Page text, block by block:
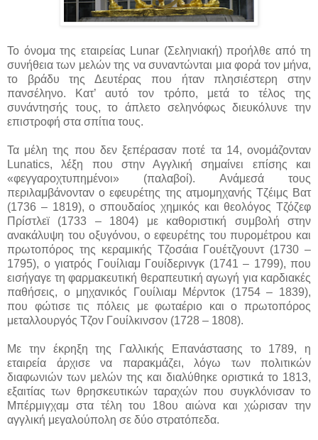
Το όνομα της εταιρείας Lunar (Σεληνιακή) προήλθε από τη
συνήθεια των μελών της να συναντώνται μια φορά τον μήνα,
το βράδυ της Δευτέρας που ήταν πλησιέστερη στην
πανσέληνο. Κατ’ αυτό τον τρόπο, μετά το τέλος της
συνάντησής τους, το άπλετο σεληνόφως διευκόλυνε την
επιστροφή στα σπίτια τους.
Τα μέλη της που δεν ξεπέρασαν ποτέ τα 14, ονομάζονταν
Lunatics, λέξη που στην Αγγλική σημαίνει επίσης και
«φεγγαροχτυπημένοι» (παλαβοί). Ανάμεσά τους
περιλαμβάνονταν ο εφευρέτης της ατμομηχανής Τζέιμς Βατ
(1736 – 1819), ο σπουδαίος χημικός και θεολόγος Τζόζεφ
Πρίστλεϊ (1733 – 1804) με καθοριστική συμβολή στην
ανακάλυψη του οξυγόνου, ο εφευρέτης του πυρομέτρου και
πρωτοπόρος της κεραμικής Τζοσάια Γουέτζγουντ (1730 –
1795), ο γιατρός Γουίλιαμ Γουίδερινγκ (1741 – 1799), που
εισήγαγε τη φαρμακευτική θεραπευτική αγωγή για καρδιακές
παθήσεις, ο μηχανικός Γουίλιαμ Μέρντοκ (1754 – 1839),
που φώτισε τις πόλεις με φωταέριο και ο πρωτοπόρος
μεταλλουργός Τζον Γουίλκινσον (1728 – 1808).
Με την έκρηξη της Γαλλικής Επανάστασης το 1789, η
εταιρεία άρχισε να παρακμάζει, λόγω των πολιτικών
διαφωνιών των μελών της και διαλύθηκε οριστικά το 1813,
εξαιτίας των θρησκευτικών ταραχών που συγκλόνισαν το
Μπέρμιγχαμ στα τέλη του 18ου αιώνα και χώρισαν την
αγγλική μεγαλούπολη σε δύο στρατόπεδα.